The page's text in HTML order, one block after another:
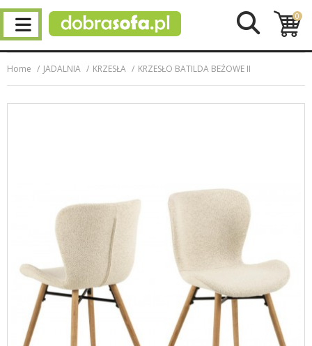
0
Home JADALNIA KRZESŁA KRZESŁO BATILDA BEŻOWE II